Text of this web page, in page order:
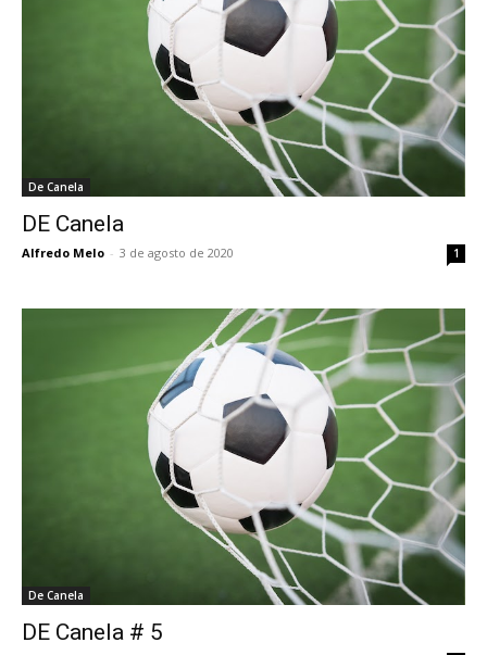
De Canela
DE Canela
Alfredo Melo - 3 de agosto de 2020 1
De Canela
DE Canela # 5